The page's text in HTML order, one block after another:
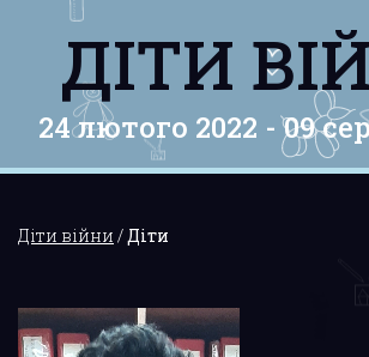
ДІТИ
24 лютого 2022 - 09
Діти війни /Діти